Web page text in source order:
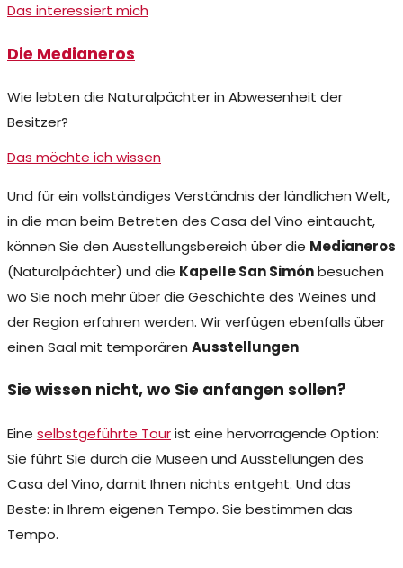
Das interessiert mich
Die Medianeros
Wie lebten die Naturalpächter in Abwesenheit der
Besitzer?
Das möchte ich wissen
Und für ein vollständiges Verständnis der ländlichen Welt,
in die man beim Betreten des Casa del Vino eintaucht,
können Sie den Ausstellungsbereich über die Medianeros
(Naturalpächter) und die Kapelle San Simónbesuchen
wo Sie noch mehr über die Geschichte des Weines und
der Region erfahren werden. Wir verfügen ebenfalls über
einen Saal mit temporären Ausstellungen
Sie wissen nicht, wo Sie anfangen sollen?
Eine selbstgeführte Tourist eine hervorragende Option:
Sie führt Sie durch die Museen und Ausstellungen des
Casa del Vino, damit Ihnen nichts entgeht. Und das
Beste: in Ihrem eigenen Tempo. Sie bestimmen das
Tempo.